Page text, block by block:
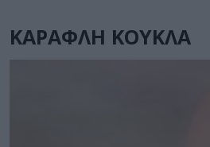
ΚΑΡΑΦΛΗ ΚΟΥΚΛΑ